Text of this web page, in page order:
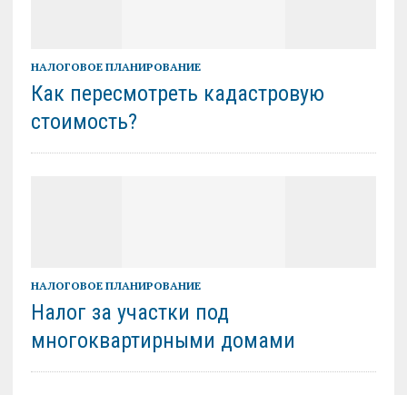
НАЛОГОВОЕ ПЛАНИРОВАНИЕ
Как пересмотреть кадастровую
стоимость?
НАЛОГОВОЕ ПЛАНИРОВАНИЕ
Налог за участки под
многоквартирными домами